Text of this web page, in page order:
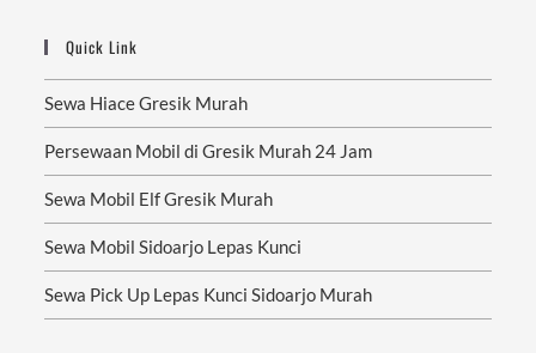
Quick Link
Sewa Hiace Gresik Murah
Persewaan Mobil di Gresik Murah 24 Jam
Sewa Mobil Elf Gresik Murah
Sewa Mobil Sidoarjo Lepas Kunci
Sewa Pick Up Lepas Kunci Sidoarjo Murah